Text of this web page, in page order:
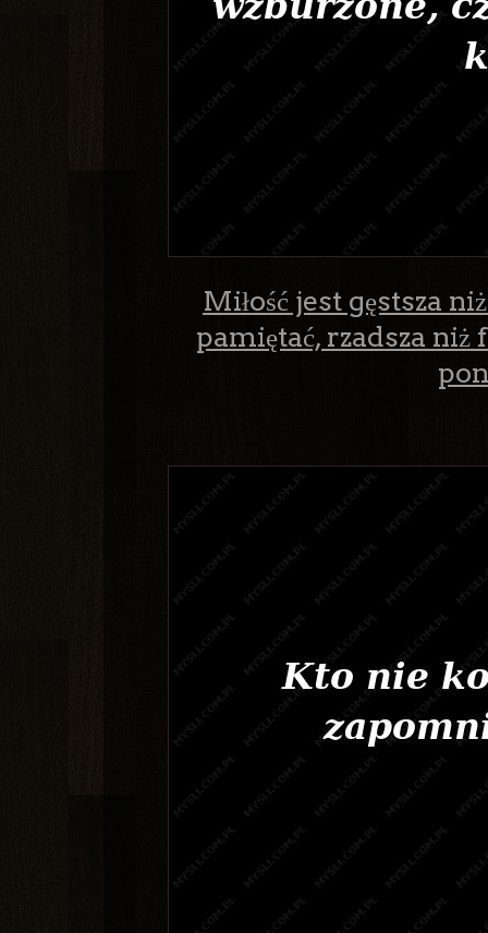
Miłość jest gęstsza
pamiętać, rzadsza niż